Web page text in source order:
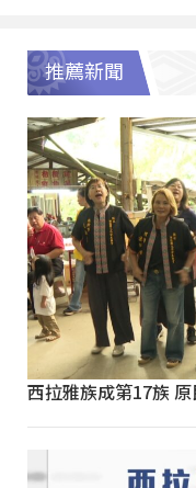
推薦新聞
西拉雅族成第17族